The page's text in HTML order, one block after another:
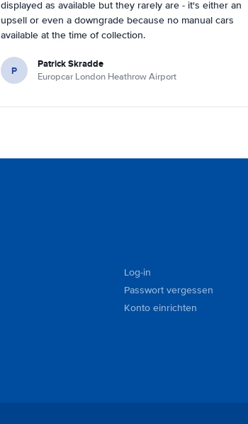
displayed as available but they rarely are - it's either an
upsell or even a downgrade because no manual cars
available at the time of collection.
P Patrick Skradde
Europcar London Heathrow Airport
Log-in
Passwort vergessen
Konto einrichten